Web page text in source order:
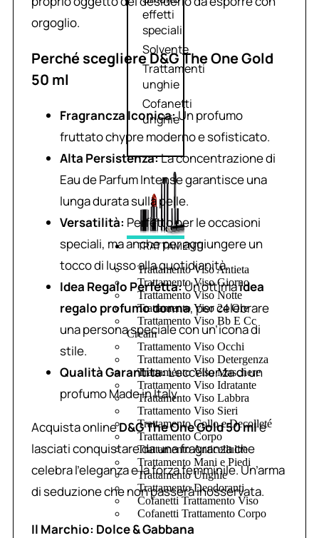
effetti
speciali
Solvente
Trattamenti
unghie
Cofanetti
unghie
TRATTAMENTI
Trattamento Viso Antieta
Trattamento Viso Giorno
Trattamento Viso Notte
Trattamento Viso 24 Ore
Trattamento Viso Bb E Cc
Cream
Trattamento Viso Occhi
Trattamento Viso Detergenza
Trattamento Viso Maschere
Trattamento Viso Idratante
Trattamento Viso Labbra
Trattamento Viso Sieri
Trattamento Collo e Decolleté
Trattamento Corpo
Trattamento Anticellulite
Trattamento Mani e Piedi
Trattamento Unghie
Trattamento Deodoranti
Cofanetti Trattamento Viso
Cofanetti Trattamento Corpo
orgoglio.
Perché scegliere D&G The One Gold
50 ml
Fragrancza Iconica:Un profumo
fruttato chypre moderno e sofisticato.
Alta Persistenza:La concentrazione di
Eau de Parfum Intense garantisce una
lunga durata sulla pelle.
Versatilità: Perfetto per le occasioni
speciali, ma anche per aggiungere un
tocco di lusso alla quotidianità.
Idea Regalo Perfetta:Un’ottimaidea
regalo profumo donna, per celebrare
una persona speciale con un’icona di
stile.
Qualità Garantita:L’eccellenza di un
profumo Made in Italy.
Acquista onlineD&G The One Gold 50 mle
lasciati conquistare da una fragranza che
celebra l’eleganza e la forza femminile. Un’arma
di seduzione che non passerà inosservata.
Il Marchio: Dolce & Gabbana